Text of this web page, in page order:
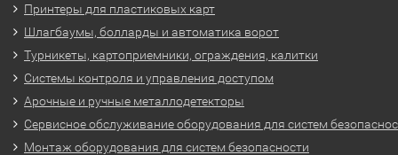
Принтеры для пластиковых карт
Шлагбаумы, болларды и автоматика ворот
Турникеты, картоприемники, ограждения, калитки
Системы контроля и управления доступом
Арочные и ручные металлодетекторы
Сервисное обслуживание оборудования для систем
Монтаж оборудования для систем безопасности